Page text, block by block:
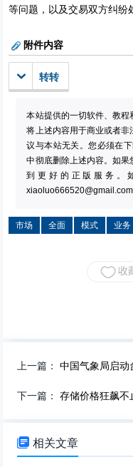
等问题，以及交易双方纠纷
附件内容
转转
本站提供的一切软件、教
将上述内容用于商业或者
议与本站无关。您必须在
中彻底删除上述内容。如
到更好的正版服务。
xiaoluo666520@gmail.com
市场 全面 模式 业务
上一篇：中国气象局启
下一篇：存储价格狂飙不
 相关文章